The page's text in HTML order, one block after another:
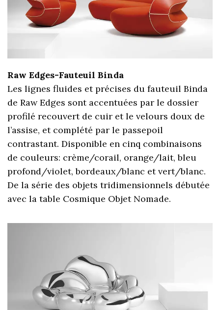
Raw Edges-Fauteuil Binda
Les lignes fluides et précises du fauteuil Binda
de Raw Edges sont accentuées par le dossier
profilé recouvert de cuir et le velours doux de
l’assise, et complété par le passepoil
contrastant. Disponible en cinq combinaisons
de couleurs: crème/corail, orange/lait, bleu
profond/violet, bordeaux/blanc et vert/blanc.
De la série des objets tridimensionnels débutée
avec la table Cosmique Objet Nomade.